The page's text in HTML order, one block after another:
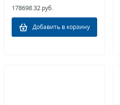
178698.32 руб.
Добавить в корзину